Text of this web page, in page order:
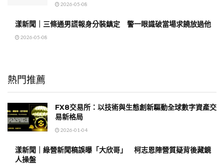
2026-05-08
漾新聞｜三條通男謊報身分裝鎮定 警一眼識破當場求饒放過他
2026-05-08
熱門推薦
FX8交易所：以技術與生態創新驅動全球數字資產交
易新格局
2026-01-04
漾新聞｜綠營新聞稿誤曝「大欣哥」 柯志恩陣營質疑背後藏鏡
人操盤